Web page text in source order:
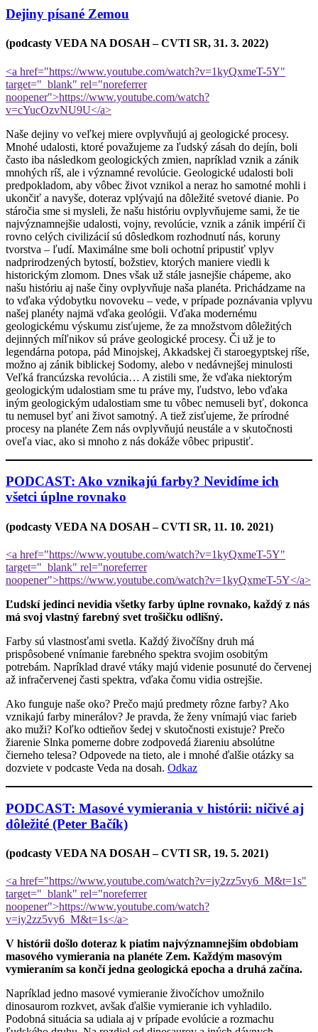
Dejiny písané Zemou
(podcasty VEDA NA DOSAH – CVTI SR, 31. 3. 2022)
<a href="https://www.youtube.com/watch?v=1kyQxmeT-5Y"
target="_blank" rel="noreferrer
noopener">https://www.youtube.com/watch?
v=cYucOzvNU9U</a>
Naše dejiny vo veľkej miere ovplyvňujú aj geologické procesy.
Mnohé udalosti, ktoré považujeme za ľudský zásah do dejín, boli
často iba následkom geologických zmien, napríklad vznik a zánik
mnohých ríš, ale i významné revolúcie. Geologické udalosti boli
predpokladom, aby vôbec život vznikol a neraz ho samotné mohli i
ukončiť a navyše, doteraz vplývajú na dôležité svetové dianie. Po
stáročia sme si mysleli, že našu históriu ovplyvňujeme sami, že tie
najvýznamnejšie udalosti, vojny, revolúcie, vznik a zánik impérií či
rovno celých civilizácií sú dôsledkom rozhodnutí nás, koruny
tvorstva – ľudí. Maximálne sme boli ochotní pripustiť vplyv
nadprirodzených bytostí, božstiev, ktorých maniere viedli k
historickým zlomom. Dnes však už stále jasnejšie chápeme, ako
našu históriu aj naše činy ovplyvňuje naša planéta. Prichádzame na
to vďaka výdobytku novoveku – vede, v prípade poznávania vplyvu
našej planéty najmä vďaka geológii. Vďaka modernému
geologickému výskumu zisťujeme, že za množstvom dôležitých
dejinných míľnikov sú práve geologické procesy. Či už je to
legendárna potopa, pád Minojskej, Akkadskej či staroegyptskej ríše,
možno aj zánik biblickej Sodomy, alebo v nedávnejšej minulosti
Veľká francúzska revolúcia… A zistili sme, že vďaka niektorým
geologickým udalostiam sme tu práve my, ľudstvo, lebo vďaka
iným geologickým udalostiam sme tu vôbec nemuseli byť, dokonca
tu nemusel byť ani život samotný. A tiež zisťujeme, že prírodné
procesy na planéte Zem nás ovplyvňujú neustále a v skutočnosti
oveľa viac, ako si mnoho z nás dokáže vôbec pripustiť.
PODCAST: Ako vznikajú farby? Nevidíme ich
všetci úplne rovnako
(podcasty VEDA NA DOSAH – CVTI SR, 11. 10. 2021)
<a href="https://www.youtube.com/watch?v=1kyQxmeT-5Y"
target="_blank" rel="noreferrer
noopener">https://www.youtube.com/watch?v=1kyQxmeT-5Y</a>
Ľudskí jedinci nevidia všetky farby úplne rovnako, každý z nás
má svoj vlastný farebný svet trošičku odlišný.
Farby sú vlastnosťami svetla. Každý živočíšny druh má
prispôsobené vnímanie farebného spektra svojim osobitým
potrebám. Napríklad dravé vtáky majú videnie posunuté do červenej
až infračervenej časti spektra, vďaka čomu vidia ostrejšie.
Ako funguje naše oko? Prečo majú predmety rôzne farby? Ako
vznikajú farby minerálov? Je pravda, že ženy vnímajú viac farieb
ako muži? Koľko odtieňov šedej v skutočnosti existuje? Prečo
žiarenie Slnka pomerne dobre zodpovedá žiareniu absolútne
čierneho telesa? Odpovede na tieto, ale i mnohé ďalšie otázky sa
dozviete v podcaste Veda na dosah. Odkaz
PODCAST: Masové vymierania v histórii: ničivé aj
dôležité (Peter Bačík)
(podcasty VEDA NA DOSAH – CVTI SR, 19. 5. 2021)
<a href="https://www.youtube.com/watch?v=iy2zz5vy6_M&t=1s"
target="_blank" rel="noreferrer
noopener">https://www.youtube.com/watch?
v=iy2zz5vy6_M&t=1s</a>
V histórii došlo doteraz k piatim najvýznamnejším obdobiam
masového vymierania na planéte Zem. Každým masovým
vymieraním sa končí jedna geologická epocha a druhá začína.
Napríklad jedno masové vymieranie živočíchov umožnilo
dinosaurom rozkvet, avšak ďalšie vymieranie ich vyhladilo.
Podobná situácia sa udiala aj v prípade evolúcie a rozmachu